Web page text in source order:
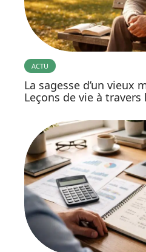
ACTU
La sagesse d’un vieux
Leçons de vie à travers